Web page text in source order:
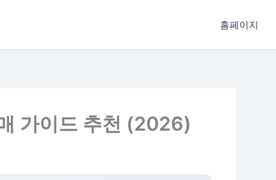
홈페이지
가이드 추천 (2026)